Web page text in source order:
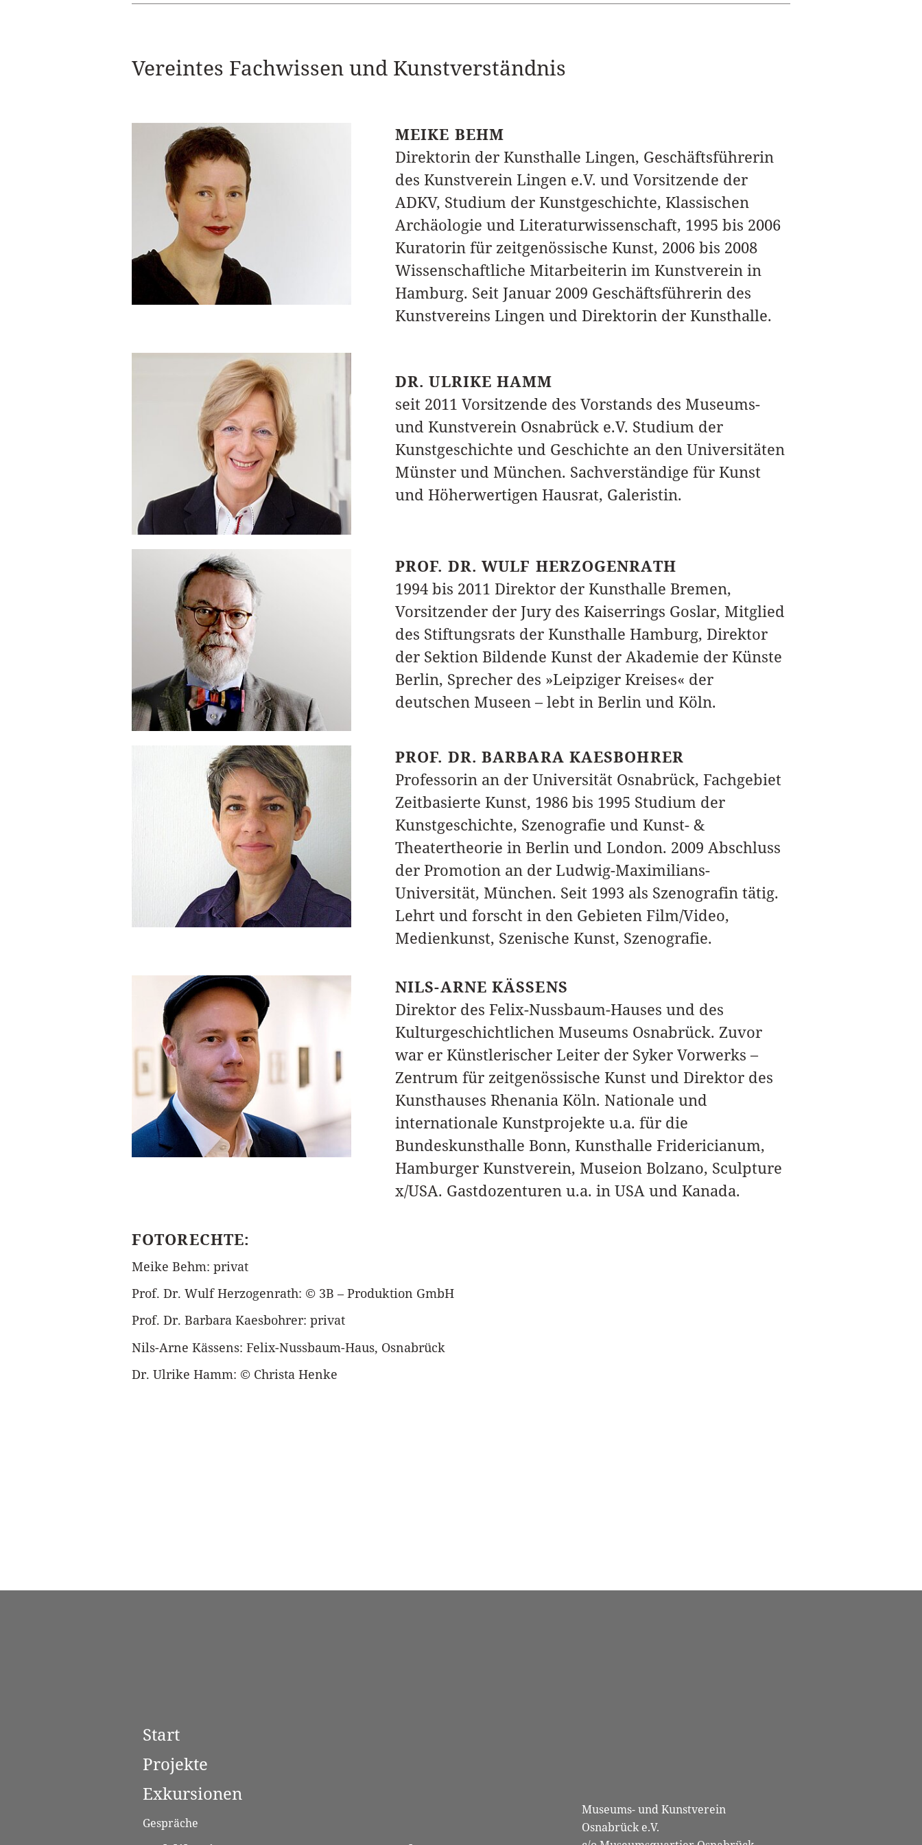
Vereintes Fachwissen und Kunstverständnis
MEIKE BEHM
Direktorin der Kunsthalle Lingen, Geschäftsführerin
des Kunstverein Lingen e.V. und Vorsitzende der
ADKV, Studium der Kunstgeschichte, Klassischen
Archäologie und Literaturwissenschaft, 1995 bis 2006
Kuratorin für zeitgenössische Kunst, 2006 bis 2008
Wissenschaftliche Mitarbeiterin im Kunstverein in
Hamburg. Seit Januar 2009 Geschäftsführerin des
Kunstvereins Lingen und Direktorin der Kunsthalle.
DR. ULRIKE HAMM
seit 2011 Vorsitzende des Vorstands des Museums-
und Kunstverein Osnabrück e.V. Studium der
Kunstgeschichte und Geschichte an den Universitäten
Münster und München. Sachverständige für Kunst
und Höherwertigen Hausrat, Galeristin.
PROF. DR. WULF HERZOGENRATH
1994 bis 2011 Direktor der Kunsthalle Bremen,
Vorsitzender der Jury des Kaiserrings Goslar, Mitglied
des Stiftungsrats der Kunsthalle Hamburg, Direktor
der Sektion Bildende Kunst der Akademie der Künste
Berlin, Sprecher des »Leipziger Kreises« der
deutschen Museen – lebt in Berlin und Köln.
PROF. DR. BARBARA KAESBOHRER
Professorin an der Universität Osnabrück, Fachgebiet
Zeitbasierte Kunst, 1986 bis 1995 Studium der
Kunstgeschichte, Szenografie und Kunst- &
Theatertheorie in Berlin und London. 2009 Abschluss
der Promotion an der Ludwig-Maximilians-
Universität, München. Seit 1993 als Szenografin tätig.
Lehrt und forscht in den Gebieten Film/Video,
Medienkunst, Szenische Kunst, Szenografie.
NILS-ARNE KÄSSENS
Direktor des Felix-Nussbaum-Hauses und des
Kulturgeschichtlichen Museums Osnabrück. Zuvor
war er Künstlerischer Leiter der Syker Vorwerks –
Zentrum für zeitgenössische Kunst und Direktor des
Kunsthauses Rhenania Köln. Nationale und
internationale Kunstprojekte u.a. für die
Bundeskunsthalle Bonn, Kunsthalle Fridericianum,
Hamburger Kunstverein, Museion Bolzano, Sculpture
x/USA. Gastdozenturen u.a. in USA und Kanada.
FOTORECHTE:
Meike Behm: privat
Prof. Dr. Wulf Herzogenrath: © 3B – Produktion GmbH
Prof. Dr. Barbara Kaesbohrer: privat
Nils-Arne Kässens: Felix-Nussbaum-Haus, Osnabrück
Dr. Ulrike Hamm: © Christa Henke
Start
Projekte
Exkursionen
Gespräche
Museums- und Kunstverein
Osnabrück e.V.